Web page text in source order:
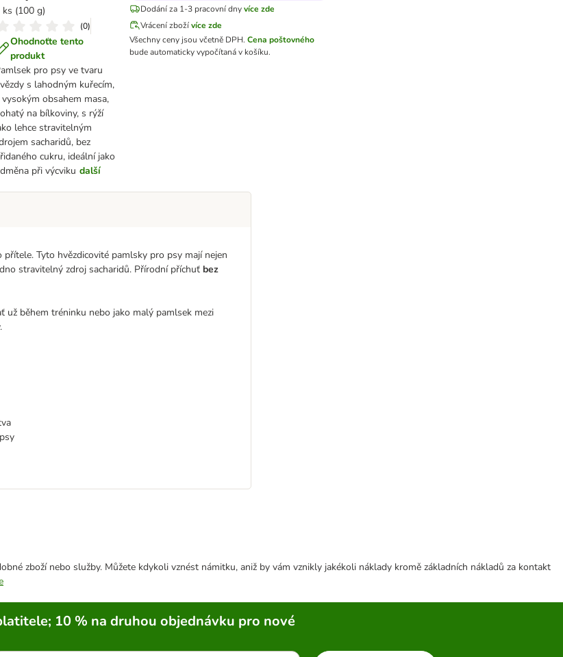
ks (100 g)
(0)
Ohodnoťte tento
produkt
pro psy ve tvaru
s lahodným kuřecím,
vysokým obsahem masa,
na bílkoviny, s rýží
lehce stravitelným
sacharidů, bez
cukru, ideální jako
při výcviku další
Dodání za 1-3 pracovní dnyvíce zde
Vrácení zbožívíce zde
Všechny ceny jsou včetně DPH. Cena poštovného
bude automaticky vypočítaná v košíku.
Tyto hvězdicovité pamlsky pro psy mají nejen
stravitelný zdroj sacharidů. Přírodní příchuť bez
už během tréninku nebo jako malý pamlsek mezi
zboží nebo služby. Můžete kdykoli vznést námitku, aniž by vám vznikly jakékoli náklady kromě základních nákladů za kontakt
10 % na druhou objednávku pro nové